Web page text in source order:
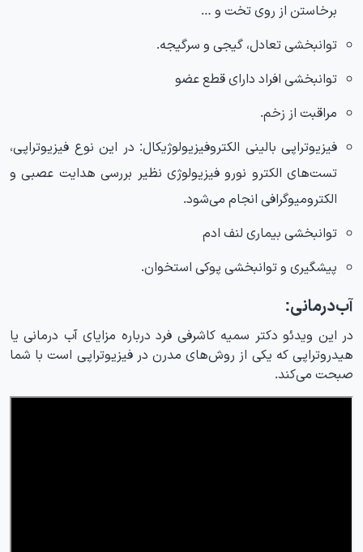
برخاستن از روی تخت و …
توانبخشی تعادل، گیجی و سرگیجه.
توانبخشی افراد دارای قطع عضو
مراقبت از زخم.
فیزیوتراپی بالینی الکتروفیزیولوژیکال: در این نوع فیزیوتراپی،
تست‌های الکترو نورو فیزیولوژی نظیر بررسی هدایت عصبی و
الکترومیوگرافی انجام می‌شود.
توانبخشی بیماری لنف ادم
پیشگیری و توانبخشی پوکی استخوان.
آب‌درمانی:
در این ویدئو دکتر سمیه کاشرفی فرد درباره مزایای آب درمانی یا
هیدروتراپی که یکی از روش‌های مدرن در فیزیوتراپی است با شما
صبحت می‌کند.